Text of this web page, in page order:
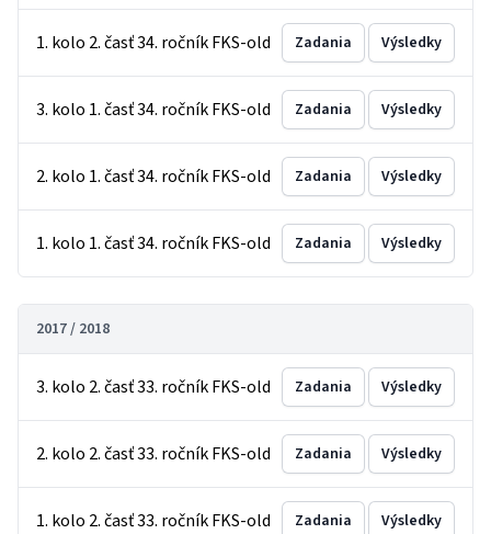
1. kolo 2. časť 34. ročník FKS-old Zadania Výsledky
3. kolo 1. časť 34. ročník FKS-old Zadania Výsledky
2. kolo 1. časť 34. ročník FKS-old Zadania Výsledky
1. kolo 1. časť 34. ročník FKS-old Zadania Výsledky
2017 / 2018
3. kolo 2. časť 33. ročník FKS-old Zadania Výsledky
2. kolo 2. časť 33. ročník FKS-old Zadania Výsledky
1. kolo 2. časť 33. ročník FKS-old Zadania Výsledky